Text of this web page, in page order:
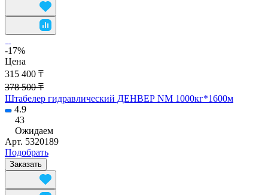
-17%
Цена
315 400 ₸
378 500 ₸
Штабелер гидравлический ДЕНВЕР NM 1000кг*1600м
4.9
43
Ожидаем
Арт. 5320189
Подобрать
Заказать